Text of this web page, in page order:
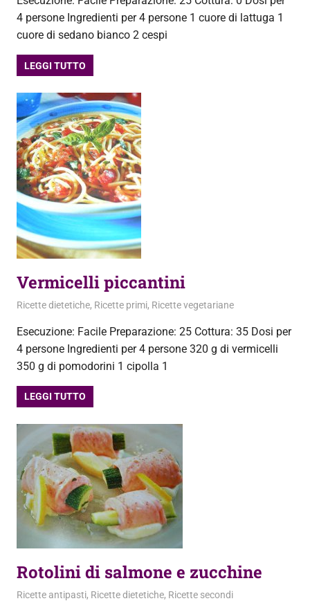
4 persone Ingredienti per 4 persone 1 cuore di lattuga 1
cuore di sedano bianco 2 cespi
LEGGI TUTTO
Vermicelli piccantini
20 Luglio 2013
admin
Ricette dietetiche, Ricette primi, Ricette vegetariane
Esecuzione: Facile Preparazione: 25 Cottura: 35 Dosi per
4 persone Ingredienti per 4 persone 320 g di vermicelli
350 g di pomodorini 1 cipolla 1
LEGGI TUTTO
Rotolini di salmone e zucchine
29 Aprile 2013
admin
Ricette antipasti, Ricette dietetiche, Ricette secondi